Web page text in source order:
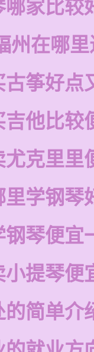
家比较
州在哪
筝好点
他比较
克里里
学钢琴
琴便宜
提琴便
的简单介